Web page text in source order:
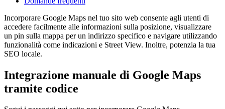
Incorporare Google Maps nel tuo sito web consente agli utenti di
accedere facilmente alle informazioni sulla posizione, visualizzare
un pin sulla mappa per un indirizzo specifico e navigare utilizzando
funzionalità come indicazioni e Street View. Inoltre, potenzia la tua
SEO locale.
Integrazione manuale di Google Maps
tramite codice